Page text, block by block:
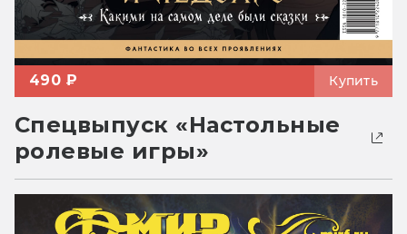
490 ₽ Купить
Спецвыпуск «Настольные
ролевые игры»